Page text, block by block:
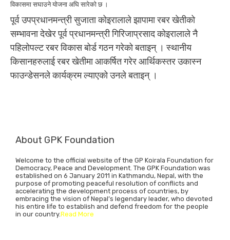
विकासमा सघाउने योजना अघि सारेको छ ।
पूर्व उपप्रधानमन्त्री सुजाता कोइरालाले झापामा रबर खेतीको
सम्भावना देखेर पूर्व प्रधानमन्त्री गिरिजाप्रसाद कोइरालाले नै
पहिलोपल्ट रबर विकास बोर्ड गठन गरेको बताइन् । स्थानीय
किसानहरुलाई रबर खेतीमा आकर्षित गरेर आर्थिकस्तर उकास्न
फाउन्डेसनले कार्यक्रम ल्याएको उनले बताइन् ।
About GPK Foundation
Welcome to the official website of the GP Koirala Foundation for
Democracy, Peace and Development. The GPK Foundation was
established on 6 January 2011 in Kathmandu, Nepal, with the
purpose of promoting peaceful resolution of conflicts and
accelerating the development process of countries, by
embracing the vision of Nepal’s legendary leader, who devoted
his entire life to establish and defend freedom for the people
in our country.Read More